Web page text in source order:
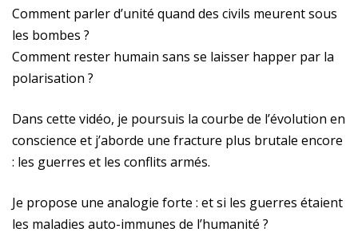
Comment parler d’unité quand des civils meurent sous
les bombes ?
Comment rester humain sans se laisser happer par la
polarisation ?
Dans cette vidéo, je poursuis la courbe de l’évolution en
conscience et j’aborde une fracture plus brutale encore
: les guerres et les conflits armés.
Je propose une analogie forte : et si les guerres étaient
les maladies auto-immunes de l’humanité ?